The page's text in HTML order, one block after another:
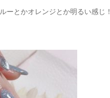
ーとかオレンジとか明るい感じ